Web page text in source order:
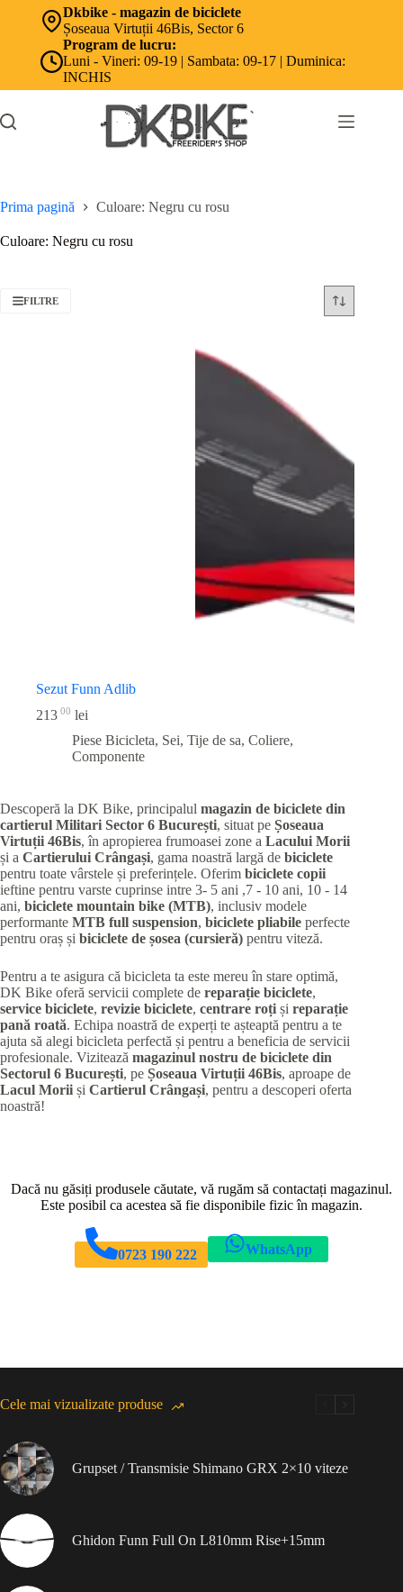
Dkbike - magazin de biciclete
Șoseaua Virtuții 46Bis, Sector 6
Program de lucru:
Luni - Vineri: 09-19 | Sambata: 09-17 | Duminica:
INCHIS
Prima pagină Culoare: Negru cu rosu
Culoare: Negru cu rosu
FILTRE
Sezut Funn Adlib
213 00 lei
Piese Bicicleta, Sei, Tije de sa, Coliere,
Componente
Descoperă la DK Bike, principalul magazin de biciclete din
cartierul Militari Sector 6 București, situat pe Șoseaua
Virtuții 46Bis, în apropierea frumoasei zone a Lacului Morii
și a Cartierului Crângași, gama noastră largă de biciclete
pentru toate vârstele și preferințele. Oferim biciclete copii
ieftine pentru varste cuprinse intre 3- 5 ani ,7 - 10 ani, 10 - 14
ani, biciclete mountain bike (MTB), inclusiv modele
performante MTB full suspension, biciclete pliabile perfecte
pentru oraș și biciclete de șosea (cursieră) pentru viteză.
Pentru a te asigura că bicicleta ta este mereu în stare optimă,
DK Bike oferă servicii complete de reparație biciclete,
service biciclete, revizie biciclete, centrare roți și reparație
pană roată. Echipa noastră de experți te așteaptă pentru a te
ajuta să alegi bicicleta perfectă și pentru a beneficia de servicii
profesionale. Vizitează magazinul nostru de biciclete din
Sectorul 6 București, pe Șoseaua Virtuții 46Bis, aproape de
Lacul Morii și Cartierul Crângași, pentru a descoperi oferta
noastră!
Dacă nu găsiți produsele căutate, vă rugăm să contactați magazinul.
Este posibil ca acestea să fie disponibile fizic în magazin.
0723 190 222 WhatsApp
Cele mai vizualizate produse
Grupset / Transmisie Shimano GRX 2×10 viteze
Ghidon Funn Full On L810mm Rise+15mm